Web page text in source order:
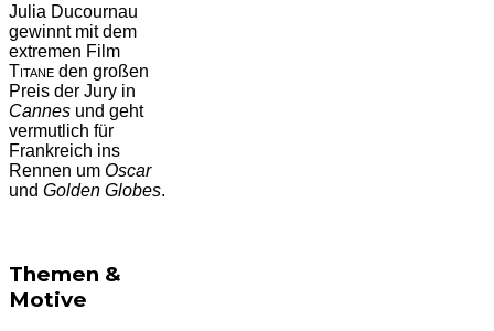
Julia Ducournau
gewinnt mit dem
extremen Film
Titane den großen
Preis der Jury in
Cannes und geht
vermutlich für
Frankreich ins
Rennen um Oscar
und Golden Globes.
Themen &
Motive